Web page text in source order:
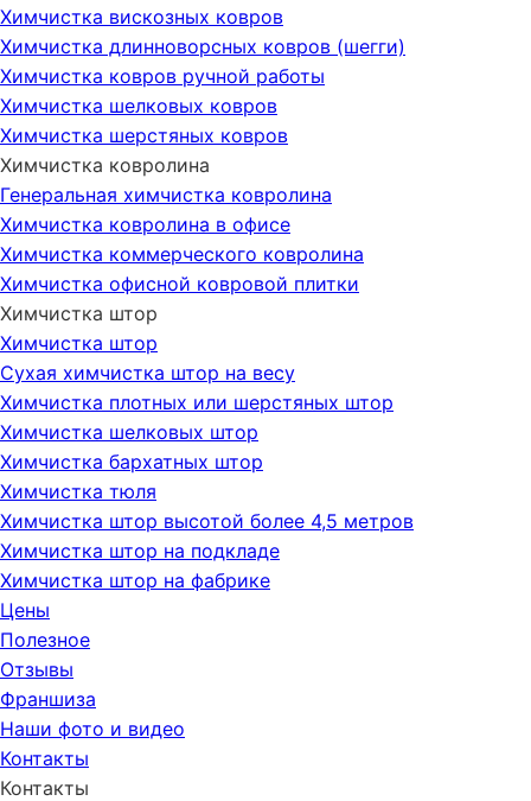
Химчистка вискозных ковров
Химчистка длинноворсных ковров (шегги)
Химчистка ковров ручной работы
Химчистка шелковых ковров
Химчистка шерстяных ковров
Химчистка ковролина
Генеральная химчистка ковролина
Химчистка ковролина в офисе
Химчистка коммерческого ковролина
Химчистка офисной ковровой плитки
Химчистка штор
Химчистка штор
Сухая химчистка штор на весу
Химчистка плотных или шерстяных штор
Химчистка шелковых штор
Химчистка бархатных штор
Химчистка тюля
Химчистка штор высотой более 4,5 метров
Химчистка штор на подкладе
Химчистка штор на фабрике
Цены
Полезное
Отзывы
Франшиза
Наши фото и видео
Контакты
Контакты